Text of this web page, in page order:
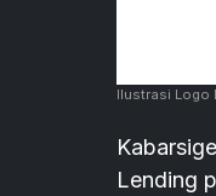
Ilustrasi Logo
Lending